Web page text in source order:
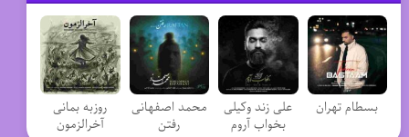
بسطام تهران
علی زند وکیلی
بخواب آروم
محمد اصفهانی
رفتن
روزبه بمانی
آخرالزمون